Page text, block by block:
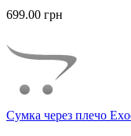
699.00 грн
Сумка через плечо